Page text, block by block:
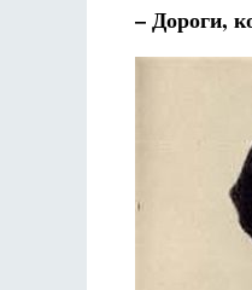
– Дороги,